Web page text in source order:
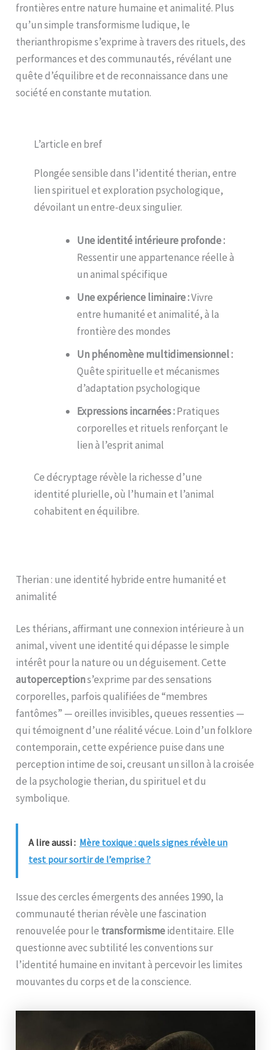
frontières entre nature humaine et animalité. Plus
qu’un simple transformisme ludique, le
therianthropisme s’exprime à travers des rituels, des
performances et des communautés, révélant une
quête d’équilibre et de reconnaissance dans une
société en constante mutation.
L’article en bref
Plongée sensible dans l’identité therian, entre
lien spirituel et exploration psychologique,
dévoilant un entre-deux singulier.
Une identité intérieure profonde :
Ressentir une appartenance réelle à
un animal spécifique
Une expérience liminaire :Vivre
entre humanité et animalité, à la
frontière des mondes
Un phénomène multidimensionnel :
Quête spirituelle et mécanismes
d’adaptation psychologique
Expressions incarnées :Pratiques
corporelles et rituels renforçant le
lien à l’esprit animal
Ce décryptage révèle la richesse d’une
identité plurielle, où l’humain et l’animal
cohabitent en équilibre.
Therian : une identité hybride entre humanité et
animalité
Les thérians, affirmant une connexion intérieure à un
animal, vivent une identité qui dépasse le simple
intérêt pour la nature ou un déguisement. Cette
autoperceptions’exprime par des sensations
corporelles, parfois qualifiées de “membres
fantômes” — oreilles invisibles, queues ressenties —
qui témoignent d’une réalité vécue. Loin d’un folklore
contemporain, cette expérience puise dans une
perception intime de soi, creusant un sillon à la croisée
de la psychologie therian, du spirituel et du
symbolique.
A lire aussi : Mère toxique : quels signes révèle un
test pour sortir de l’emprise ?
Issue des cercles émergents des années 1990, la
communauté therian révèle une fascination
renouvelée pour le transformismeidentitaire. Elle
questionne avec subtilité les conventions sur
l’identité humaine en invitant à percevoir les limites
mouvantes du corps et de la conscience.